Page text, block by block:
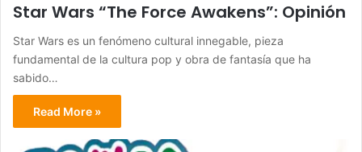
Star Wars “The Force Awakens”: Opinión
Star Wars es un fenómeno cultural innegable, pieza
fundamental de la cultura pop y obra de fantasía que ha
sabido…
Read More »